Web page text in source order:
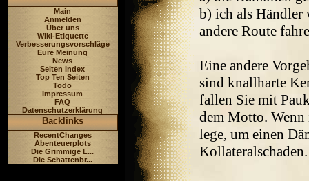
Main
Anmelden
Über uns
Wiki-Etiquette
Verbesserungsvorschläge
Eure Meinung
News
Seiten Index
Top Ten Seiten
Todo
Impressum
FAQ
Datenschutzerklärung
Backlinks
RecentChanges
Abenteuerplots
Die Grimmige L...
Die Schattenbr...
b) ich als Händler
andere Route
Eine andere
sind knallharte
fallen Sie mit
dem Motto. Wenn
lege, um einen
Kollateralschaden.